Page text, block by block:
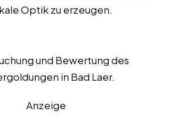
Optik zu erzeugen.
und Bewertung des
in Bad Laer.
Anzeige